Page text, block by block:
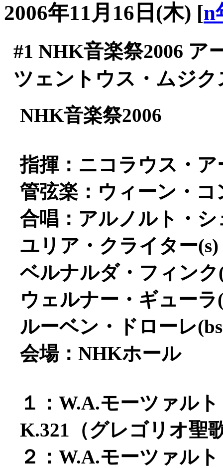
2006年11月16日(木) [n
#1 NHK音楽祭2006 ア
ツェントウス・ムジク
NHK音楽祭2006
指揮：ニコラウス・
管弦楽：ウィーン・
合唱：アルノルト・
ユリア・クライター(s)
ベルナルダ・フィンク
ウェルナー・ギュー
ルーベン・ドローレ
会場：NHKホール
１：W.A.モーツァル
K.321（グレゴリオ聖
２：W.A.モーツァル